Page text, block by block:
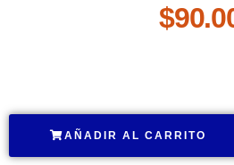
$
AÑADIR AL CARRITO